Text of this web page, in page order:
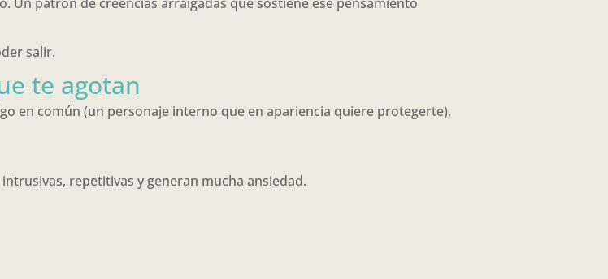
salir.
te agotan
en común (un personaje interno que en apariencia quiere protegerte),
repetitivas y generan mucha ansiedad.